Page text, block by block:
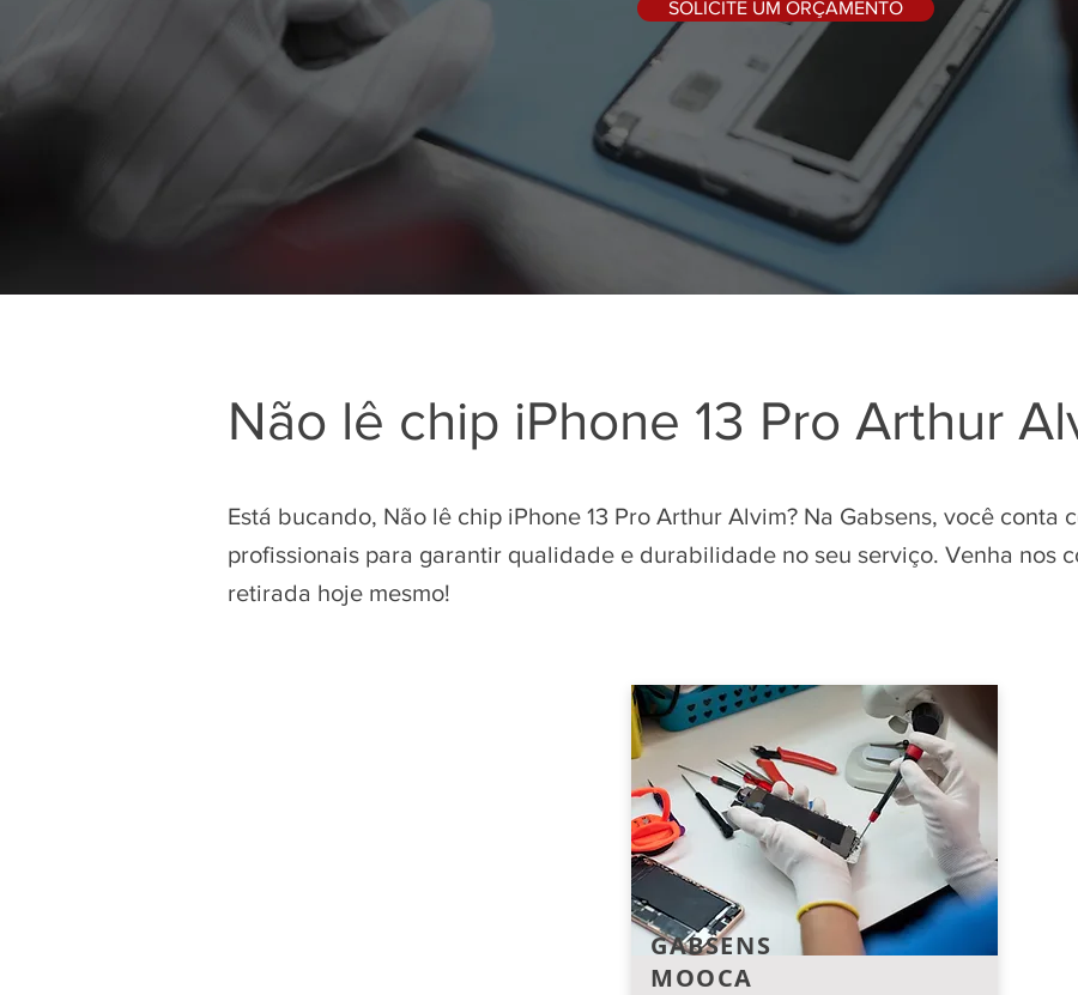
SOLICITE UM ORÇAMENTO
Não lê chip iPhone 13 Pro Arthur
Está bucando, Não lê chip iPhone 13 Pro Arthur Alvim? Na Gabsens, você conta
profissionais para garantir qualidade e durabilidade no seu serviço. Venha nos
retirada hoje mesmo!
GABSENS
MOOCA